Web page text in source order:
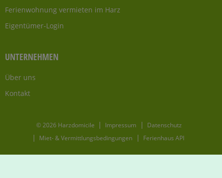
Ferienwohnung vermieten im Harz
Eigentümer-Login
UNTERNEHMEN
Über uns
Kontakt
© 2026 Harzdomicile Impressum
Datenschutz
Miet- & Vermittlungsbedingungen
Ferienhaus API